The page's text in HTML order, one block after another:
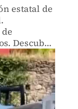
estatal de
Descubre
qué el